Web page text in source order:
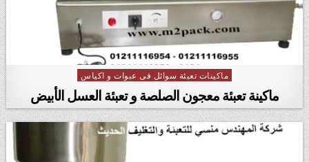
Posted in
ماكينات تعبئة سوائل فى عبوات و اكياس
ماكينة تعبئة معجون الصلصة و تعبئة العسل الأبيض